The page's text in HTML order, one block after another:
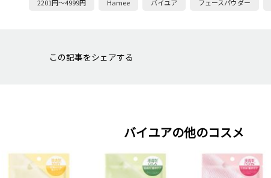
2201円～4999円 Hamee バイユア フェースパウダー
この記事をシェアする
バイユアの他のコスメ